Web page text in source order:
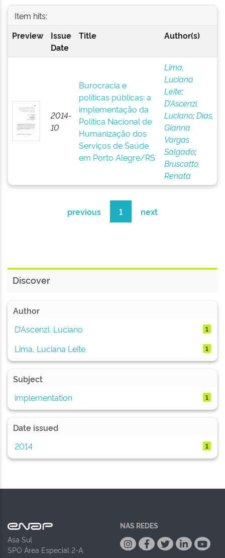
Item hits:
Preview
Issue
Date
Title Author(s)
2014-
10
Burocracia e
políticas públicas: a
implementação da
Política Nacional de
Humanização dos
Serviços de Saúde
em Porto Alegre/RS
Lima,
Luciana
Leite;
D’Ascenzi,
Luciano;Dias,
Gianna
Vargas
Salgado;
Bruscatto,
Renata
previous 1 next
Discover
Author
D’Ascenzi, Luciano
1
Lima, Luciana Leite 1
Subject
implementation
1
Date issued
2014
1
Asa Sul
SPO Área Especial 2-A
NAS REDES